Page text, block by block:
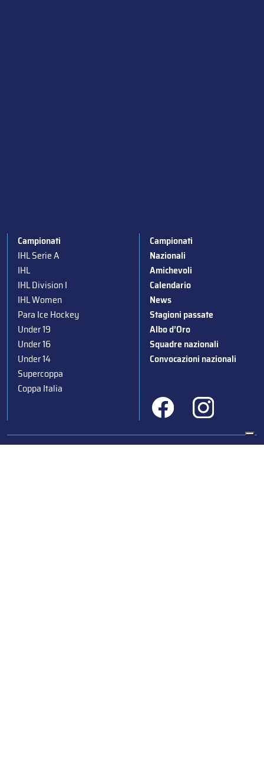
Campionati
IHL Serie A
IHL
IHL Division I
IHL Women
Para Ice Hockey
Under 19
Under 16
Under 14
Supercoppa
Coppa Italia
Campionati
Nazionali
Amichevoli
Calendario
News
Stagioni passate
Albo d’Oro
Squadre nazionali
Convocazioni nazionali